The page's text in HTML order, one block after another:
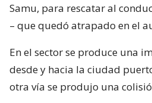
Samu, para rescatar al
– que quedó atrapado en el
En el sector se produce una
desde y hacia la ciudad
otra vía se produjo una